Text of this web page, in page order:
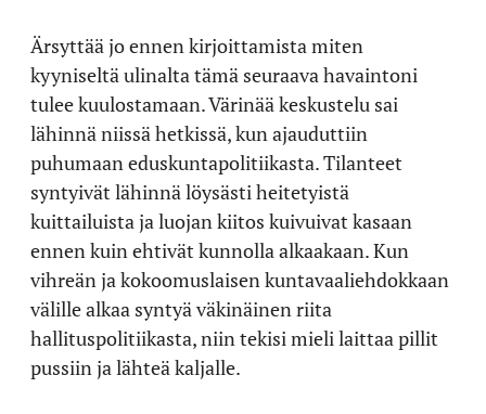
Ärsyttää jo ennen kirjoittamista miten
kyyniseltä ulinalta tämä seuraava havaintoni
tulee kuulostamaan. Värinää keskustelu sai
lähinnä niissä hetkissä, kun ajauduttiin
puhumaan eduskuntapolitiikasta. Tilanteet
syntyivät lähinnä löysästi heitetyistä
kuittailuista ja luojan kiitos kuivuivat kasaan
ennen kuin ehtivät kunnolla alkaakaan. Kun
vihreän ja kokoomuslaisen kuntavaaliehdokkaan
välille alkaa syntyä väkinäinen riita
hallituspolitiikasta, niin tekisi mieli laittaa pillit
pussiin ja lähteä kaljalle.